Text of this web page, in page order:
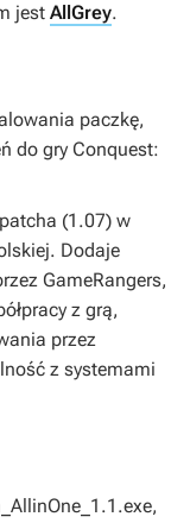
jest AllGrey.
paczkę,
do gry Conquest:
(1.07) w
Dodaje
GameRangers,
z grą,
przez
z systemami